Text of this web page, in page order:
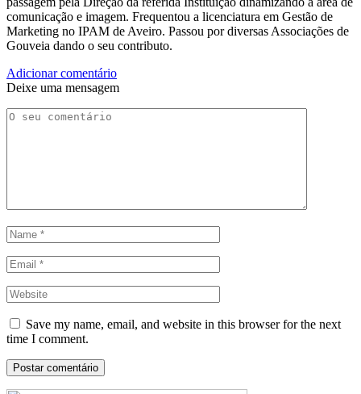
comunicação e imagem. Frequentou a licenciatura em Gestão de
Marketing no IPAM de Aveiro. Passou por diversas Associações de
Gouveia dando o seu contributo.
Adicionar comentário
Deixe uma mensagem
Save my name, email, and website in this browser for the next
time I comment.